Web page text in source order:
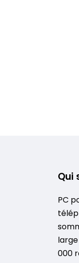
Qui
PC
000